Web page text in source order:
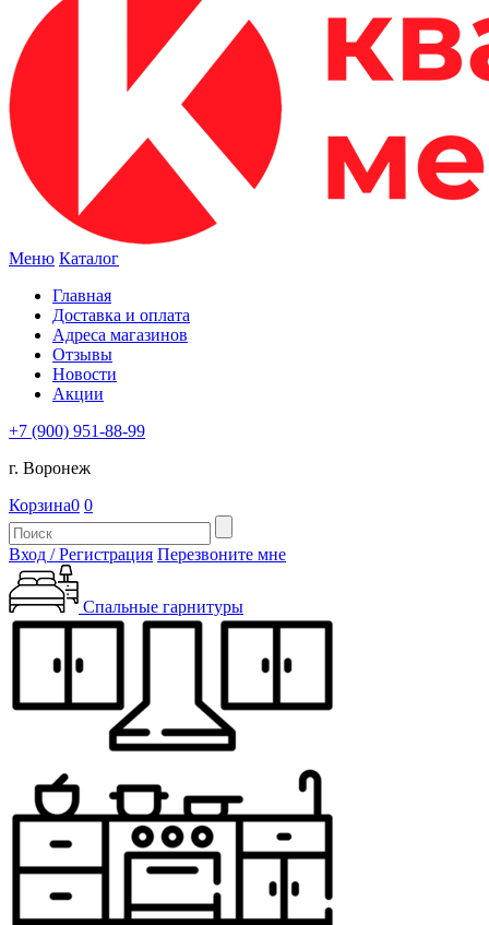
Меню Каталог
Главная
Доставка и оплата
Адреса магазинов
Отзывы
Новости
Акции
+7 (900) 951-88-99
г. Воронеж
Корзина0 0
Вход / Регистрация Перезвоните мне
Спальные гарнитуры